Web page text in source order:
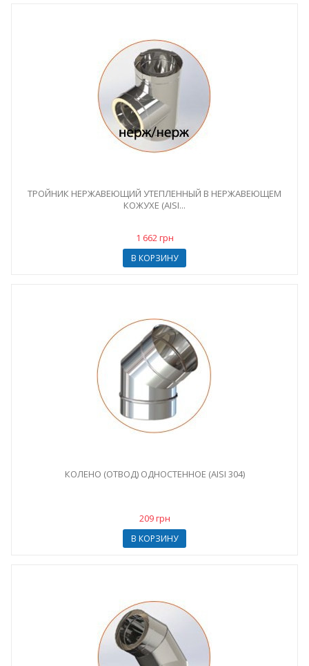
ТРОЙНИК НЕРЖАВЕЮЩИЙ УТЕПЛЕННЫЙ В НЕРЖАВЕЮЩЕМ
КОЖУХЕ (AISI...
1 662 грн
В КОРЗИНУ
КОЛЕНО (ОТВОД) ОДНОСТЕННОЕ (AISI 304)
209 грн
В КОРЗИНУ